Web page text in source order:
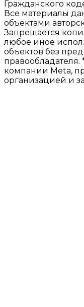
Гражданского
Все материалы
объектами
Запрещается
любое иное
объектов без
компании Meta,
организацией и